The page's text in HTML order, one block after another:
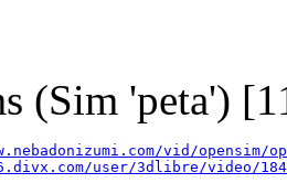
(Sim 'peta')
vid/opensim/
user/3dlibre/video/